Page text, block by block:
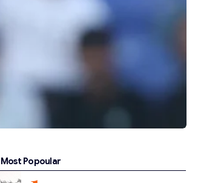
Most Popoular